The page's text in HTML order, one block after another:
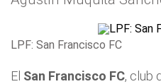
LPF: San Francisco FC
El San Francisco FC, club